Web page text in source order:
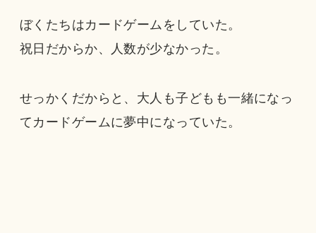
ぼくたちはカードゲームをしていた。
祝日だからか、人数が少なかった。
せっかくだからと、大人も子どもも一緒になっ
てカードゲームに夢中になっていた。